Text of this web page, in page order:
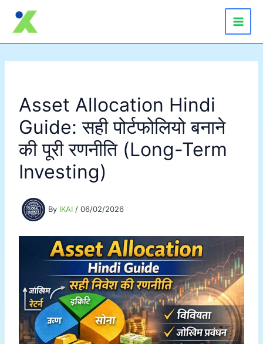
content
Asset Allocation Hindi
Guide: सही पोर्टफोलियो बनाने
की पूरी रणनीति (Long-Term
Investing)
By IKAI / 06/02/2026